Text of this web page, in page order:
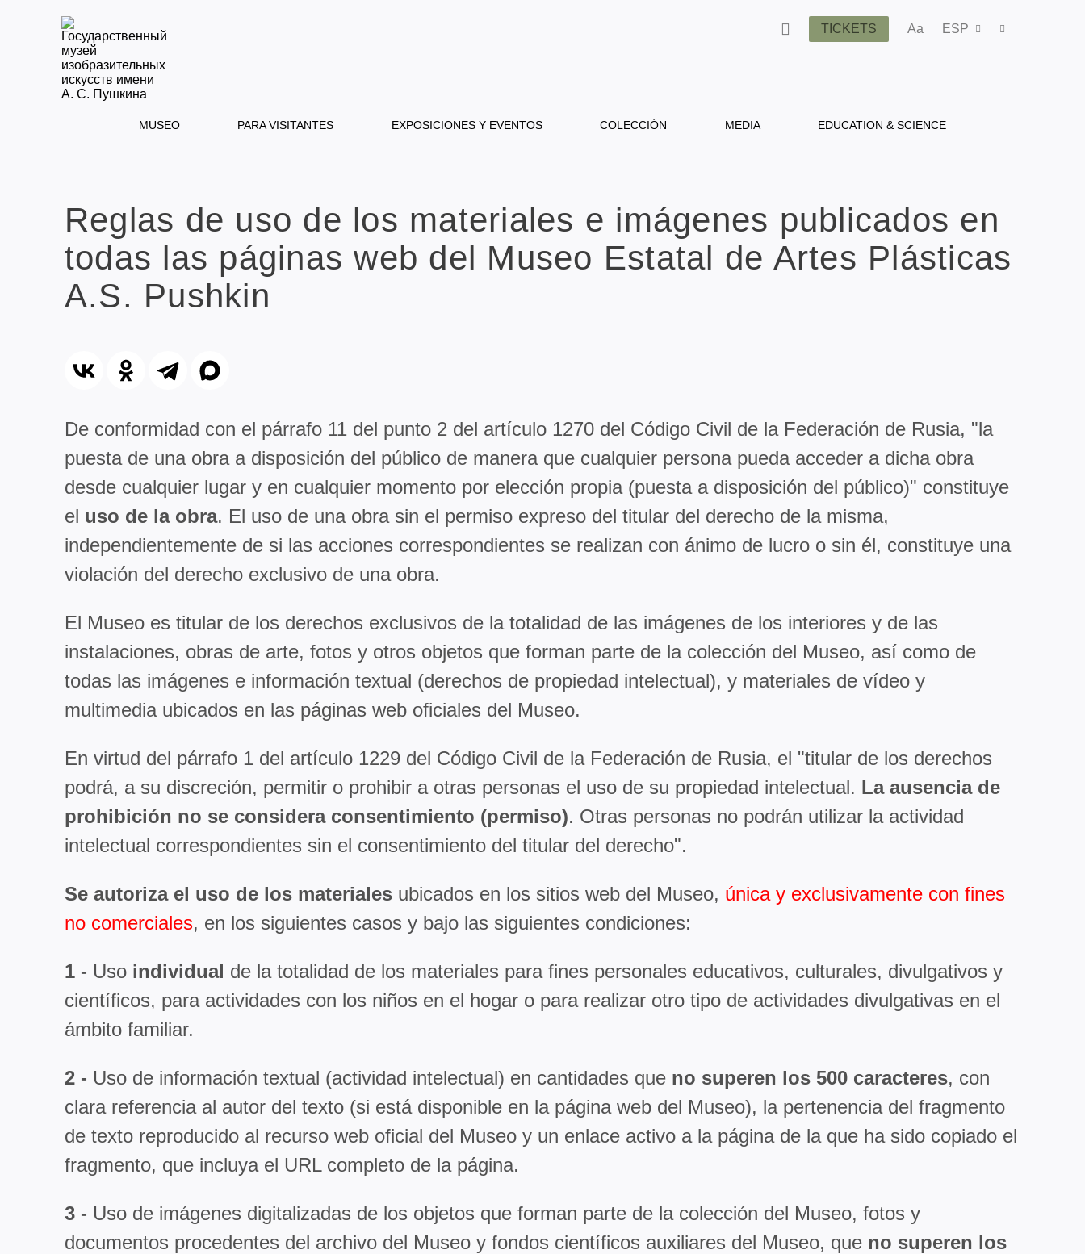
TICKETS Aa ESP
MUSEO PARA VISITANTES EXPOSICIONES Y EVENTOS COLECCIÓN MEDIA EDUCATION & SCIENCE
Reglas de uso de los materiales e imágenes publicados en
todas las páginas web del Museo Estatal de Artes Plásticas
A.S. Pushkin
De conformidad con el párrafo 11 del punto 2 del artículo 1270 del Código Civil de la Federación de Rusia, "la
puesta de una obra a disposición del público de manera que cualquier persona pueda acceder a dicha obra
desde cualquier lugar y en cualquier momento por elección propia (puesta a disposición del público)" constituye
el uso de la obra. El uso de una obra sin el permiso expreso del titular del derecho de la misma,
independientemente de si las acciones correspondientes se realizan con ánimo de lucro o sin él, constituye una
violación del derecho exclusivo de una obra.
El Museo es titular de los derechos exclusivos de la totalidad de las imágenes de los interiores y de las
instalaciones, obras de arte, fotos y otros objetos que forman parte de la colección del Museo, así como de
todas las imágenes e información textual (derechos de propiedad intelectual), y materiales de vídeo y
multimedia ubicados en las páginas web oficiales del Museo.
En virtud del párrafo 1 del artículo 1229 del Código Civil de la Federación de Rusia, el "titular de los derechos
podrá, a su discreción, permitir o prohibir a otras personas el uso de su propiedad intelectual. La ausencia de
prohibición no se considera consentimiento (permiso). Otras personas no podrán utilizar la actividad
intelectual correspondientes sin el consentimiento del titular del derecho".
Se autoriza el uso de los materiales ubicados en los sitios web del Museo, única y exclusivamente con fines
no comerciales, en los siguientes casos y bajo las siguientes condiciones:
1 - Uso individual de la totalidad de los materiales para fines personales educativos, culturales, divulgativos y
científicos, para actividades con los niños en el hogar o para realizar otro tipo de actividades divulgativas en el
ámbito familiar.
2 - Uso de información textual (actividad intelectual) en cantidades que no superen los 500 caracteres, con
clara referencia al autor del texto (si está disponible en la página web del Museo), la pertenencia del fragmento
de texto reproducido al recurso web oficial del Museo y un enlace activo a la página de la que ha sido copiado el
fragmento, que incluya el URL completo de la página.
3 - Uso de imágenes digitalizadas de los objetos que forman parte de la colección del Museo, fotos y
documentos procedentes del archivo del Museo y fondos científicos auxiliares del Museo, que no superen los